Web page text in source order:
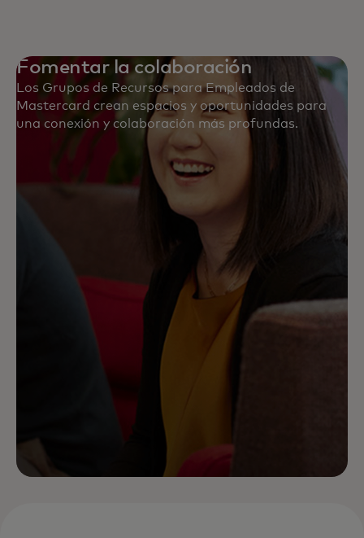
Fomentar la colaboración
Los Grupos de Recursos para Empleados de
Mastercard crean espacios y oportunidades para
una conexión y colaboración más profundas.